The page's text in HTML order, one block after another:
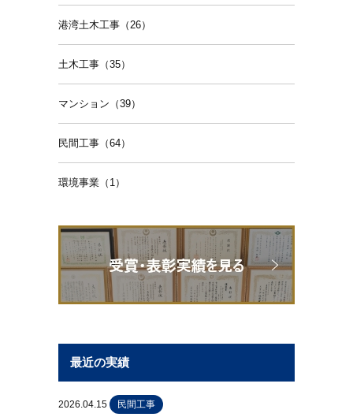
港湾土木工事（26）
土木工事（35）
マンション（39）
民間工事（64）
環境事業（1）
最近の実績
2026.04.15 民間工事